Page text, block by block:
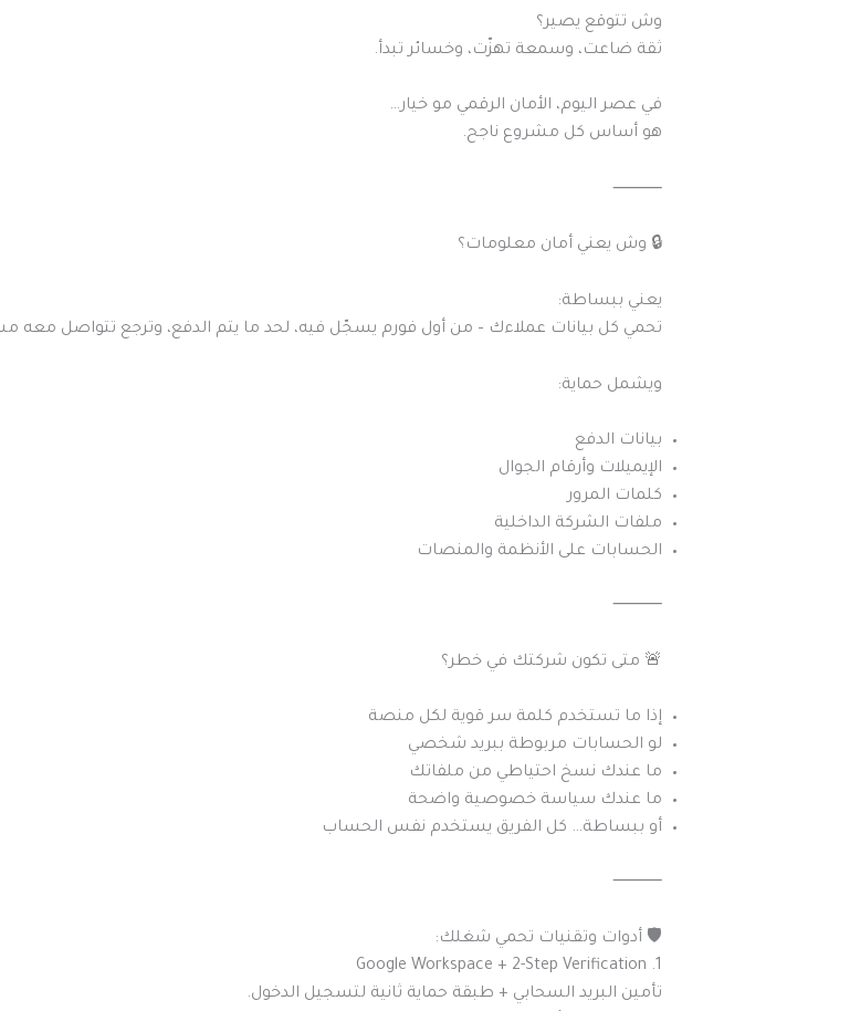
وش تتوقع يصير؟
ثقة ضاعت، وسمعة تهزّت، وخسائر تبدأ.
في عصر اليوم، الأمان الرقمي مو خيار…
هو أساس كل مشروع ناجح.
⸻
🔒 وش يعني أمان معلومات؟
يعني ببساطة:
تحمي كل بيانات عملاءك – من أول فورم يسجّل فيه، لحد ما يتم الدفع، وترجع تتواصل معه
ويشمل حماية:
بيانات الدفع
الإيميلات وأرقام الجوال
كلمات المرور
ملفات الشركة الداخلية
الحسابات على الأنظمة والمنصات
⸻
🚨 متى تكون شركتك في خطر؟
إذا ما تستخدم كلمة سر قوية لكل منصة
لو الحسابات مربوطة ببريد شخصي
ما عندك نسخ احتياطي من ملفاتك
ما عندك سياسة خصوصية واضحة
أو ببساطة… كل الفريق يستخدم نفس الحساب
⸻
🛡️ أدوات وتقنيات تحمي شغلك:
1. Google Workspace + 2-Step Verification
تأمين البريد السحابي + طبقة حماية ثانية لتسجيل الدخول.